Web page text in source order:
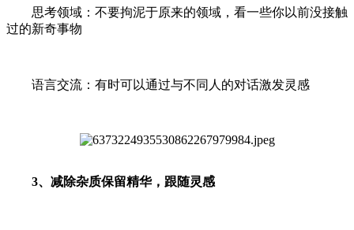
思考领域：不要拘泥于原来的领域，看一些你以前没接触
过的新奇事物
语言交流：有时可以通过与不同人的对话激发灵感
3、减除杂质保留精华，跟随灵感